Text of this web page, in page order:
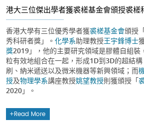
港大三位傑出學者獲裘槎基金會頒授裘槎
香港大學有三位優秀學者獲裘槎基金會頒授
秀科研者獎」。 化學系助理教授王宇鋒博士
獎2019」，他的主要研究領域是膠體自組裝
粒有效地組合在一起，形成1D到3D的超結
刷、納米遞送以及微米機器等新興領域；而
授及物理學系講座教授姚望教授則獲頒授「
2020」。
Read More